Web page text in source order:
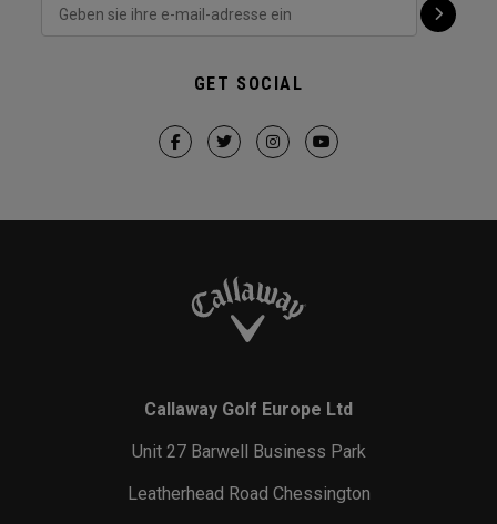
GET SOCIAL
Callaway Golf Europe Ltd
Unit 27 Barwell Business Park
Leatherhead Road Chessington